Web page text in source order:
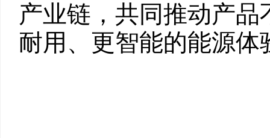
产业链，共同推动产
耐用、更智能的能源体